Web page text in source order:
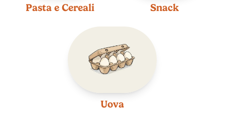
Pasta e Cereali Snack
Uova